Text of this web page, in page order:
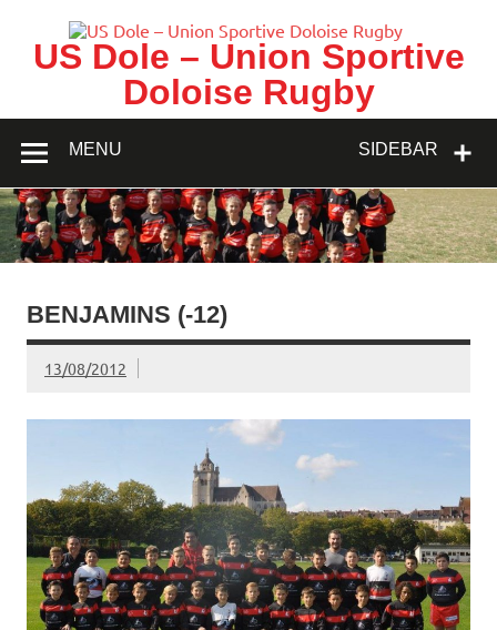
contentUS Dole – Union Sportive
Doloise Rugby
SIDEBAR
MENU
BENJAMINS (-12)
13/08/2012